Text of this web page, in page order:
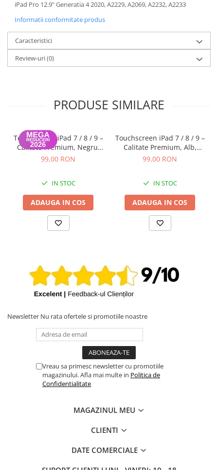
iPhone 13 Pro Max
iPhone 13 Pro
iPhone 12 Pro Max
iPhone 12
iPhone 12 mini
iPhone 11 Pro Max
iPhone 11 Pro
iPhone 11
iPhone XS Max
iPhone 8 Plus
iPhone 8
iPhone 7
iPhone SE 2020 2nd
iPhone SE 2022 3rd
iPhone 6 Plus
iPad Pro 12.9" Generatia 4 2020, A2229, A2069, A2232, A2233
Informatii conformitate produs
Caracteristici
Review-uri(0)
PRODUSE SIMILARE
Touchscreen iPad 7 / 8 / 9 –
Calitate Premium, Negru,
Garanție 12 luni
99,00 RON
IN STOC
ADAUGA IN COS
Touchscreen iPad 7 / 8 / 9 –
Calitate Premium, Alb,
Garanție 12 luni
99,00 RON
IN STOC
ADAUGA IN COS
Newsletter Nu rata ofertele si promotiile noastre
Vreau sa primesc newsletter cu promotiile
magazinului. Afla mai multe in Politica de
Confidentialitate
MAGAZINUL MEU
CLIENTI
DATE COMERCIALE